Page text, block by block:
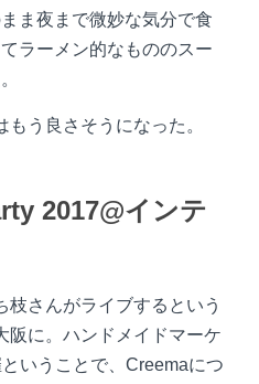
ま夜まで微妙な気分で食
ラーメン的なもののスー
う良さそうになった。
2017@インテ
枝さんがライブするという
阪に。ハンドメイドマーケ
いうことで、Creemaにつ